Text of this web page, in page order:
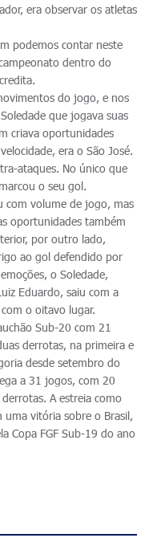
era observar os atletas
podemos contar neste
dentro do
do jogo, e nos
que jogava suas
criava oportunidades
era o São José.
ataques. No único que
o seu gol.
com volume de jogo, mas
oportunidades também
por outro lado,
ao gol defendido por
o Soledade,
Eduardo, saiu com a
o oitavo lugar.
Sub-20 com 21
derrotas, na primeira e
desde setembro do
a 31 jogos, com 20
A estreia como
vitória sobre o Brasil,
Copa FGF Sub-19 do ano